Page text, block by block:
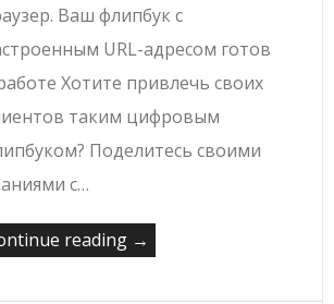
Ваш флипбук с
URL-адресом готов
Хотите привлечь своих
таким цифровым
Поделитесь своими
с…
reading →